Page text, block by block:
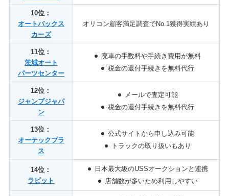
10位：
オートバックス
カーズ
オリコン顧客満足調査でNo.1獲得実績あり
11位：
茨城オート
パーツセンター
廃車の手数料や手続き費用が無料
税金の還付手続きを無料代行
12位：
ジャンプジャパ
ン
メールで査定可能
税金の還付手続きを無料代行
13位：
オーテックプラ
ス
公式サイトから申し込み可能
トラックの取り扱いもあり
14位：
ラビット
日本最大級のUSSオークションと連携
店舗数が多いため利用しやすい